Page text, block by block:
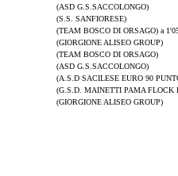
(ASD G.S.SACCOLONGO)
(S.S. SANFIORESE)
(TEAM BOSCO DI ORSAGO) a
(GIORGIONE ALISEO GROUP)
(TEAM BOSCO DI ORSAGO)
(ASD G.S.SACCOLONGO)
(A.S.D SACILESE EURO 90
(G.S.D. MAINETTI PAMA FLOCK
(GIORGIONE ALISEO GROUP)